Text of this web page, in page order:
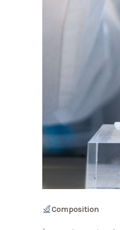
Composition